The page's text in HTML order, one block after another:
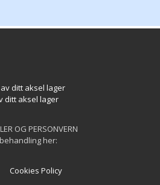
ditt aksel lager
ditt aksel lager
OG PERSONVERN
her:
Cookies Policy